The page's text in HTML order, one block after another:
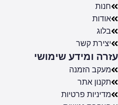
חנות
אודות
בלוג
יצירת קשר
עזרה ומידע שימושי
מעקב הזמנה
תקנון אתר
מדיניות פרטיות